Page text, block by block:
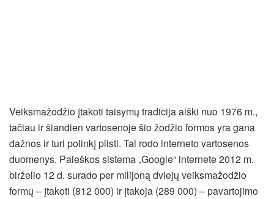
Veiksmažodžio įtakoti taisymų tradicija aiški nuo 1976 m.,
tačiau ir šiandien vartosenoje šio žodžio formos yra gana
dažnos ir turi polinkį plisti. Tai rodo interneto vartosenos
duomenys. Paieškos sistema „Google“ internete 2012 m.
birželio 12 d. surado per milijoną dviejų veiksmažodžio
formų – įtakoti (812 000) ir įtakoja (289 000) – pavartojimo